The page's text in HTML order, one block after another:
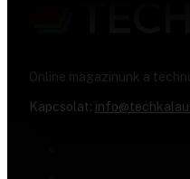
Online magazinunk a
Kapcsolat: